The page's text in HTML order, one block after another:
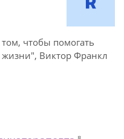
чтобы помогать
Виктор Франкл